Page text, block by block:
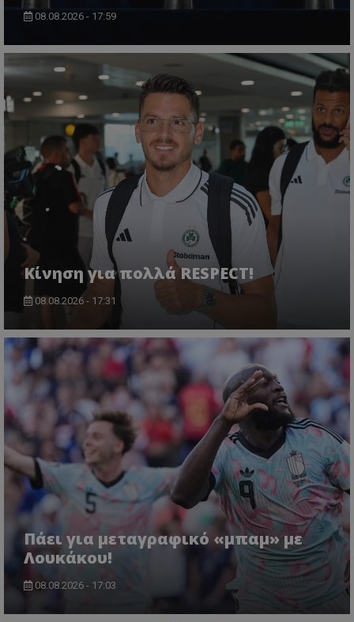
08.08.2026 - 17:59
Κίνηση για πολλά RESPECT!
08.08.2026 - 17:31
Πάει για μεταγραφικό «μπαμ» με
Λουκάκου!
08.08.2026 - 17:03